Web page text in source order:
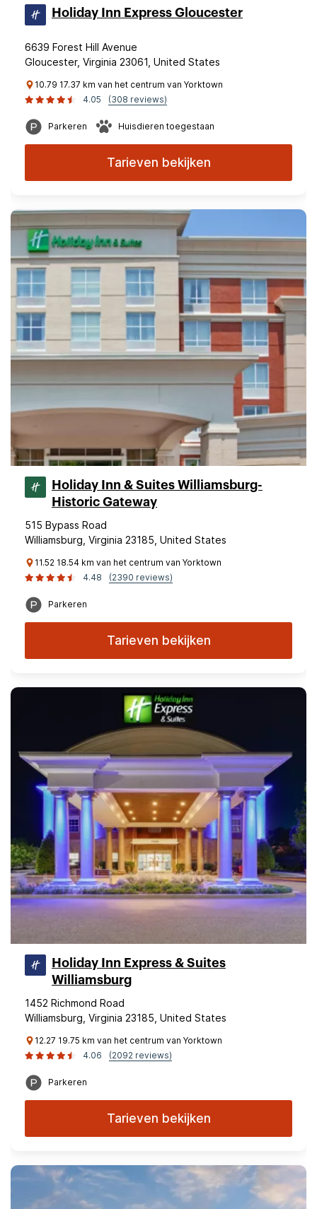
Holiday Inn Express Gloucester
6639 Forest Hill Avenue
Gloucester, Virginia 23061, United States
10.79 17.37 km van het centrum van Yorktown
4.05
(308 reviews)
Parkeren Huisdieren toegestaan
Tarieven bekijken
Holiday Inn & Suites Williamsburg-
Historic Gateway
515 Bypass Road
Williamsburg, Virginia 23185, United States
11.52 18.54 km van het centrum van Yorktown
4.48
(2390 reviews)
Parkeren
Tarieven bekijken
Holiday Inn Express & Suites
Williamsburg
1452 Richmond Road
Williamsburg, Virginia 23185, United States
12.27 19.75 km van het centrum van Yorktown
4.06
(2092 reviews)
Parkeren
Tarieven bekijken